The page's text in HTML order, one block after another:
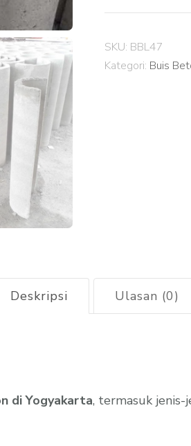
Buis
Yogyakarta
2026
SKU: BBL47
Kategori: Buis
Deskripsi Ulasan (0)
di Yogyakarta, termasuk jenis-